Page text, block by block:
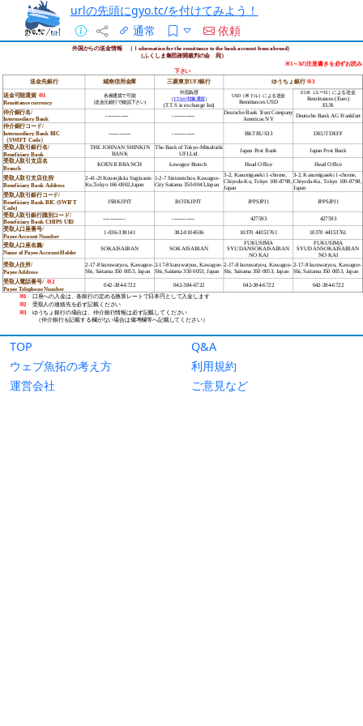
urlの先頭にgyo.tc/を付けてみよう！
通常
依頼
TOP
Q&A
ウェブ魚拓の考え方
利用規約
運営会社
ご意見など